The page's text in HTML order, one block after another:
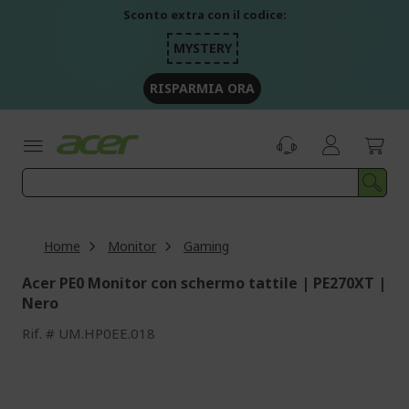
Sconto extra con il codice:
MYSTERY
RISPARMIA ORA
Home Monitor Gaming
Acer PE0 Monitor con schermo tattile | PE270XT |
Nero
Rif. UM.HP0EE.018